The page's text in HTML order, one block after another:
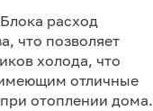
расход
что позволяет
холода, что
отличные
отоплении дома.